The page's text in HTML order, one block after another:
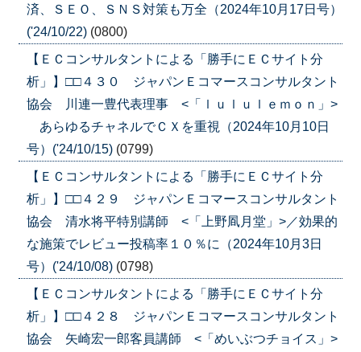
済、ＳＥＯ、ＳＮＳ対策も万全（2024年10月17日号）
('24/10/22) (0800)
【ＥＣコンサルタントによる「勝手にＥＣサイト分
析」】□□４３０ ジャパンＥコマースコンサルタント
協会 川連一豊代表理事 <「ｌｕｌｕｌｅｍｏｎ」>
あらゆるチャネルでＣＸを重視（2024年10月10日
号）('24/10/15) (0799)
【ＥＣコンサルタントによる「勝手にＥＣサイト分
析」】□□４２９ ジャパンＥコマースコンサルタント
協会 清水将平特別講師 <「上野凮月堂」>／効果的
な施策でレビュー投稿率１０％に（2024年10月3日
号）('24/10/08) (0798)
【ＥＣコンサルタントによる「勝手にＥＣサイト分
析」】□□４２８ ジャパンＥコマースコンサルタント
協会 矢崎宏一郎客員講師 <「めいぶつチョイス」>